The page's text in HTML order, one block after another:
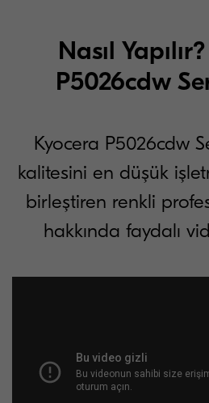
Nasıl
P5026cdw
Kyocera P5026cdw
kalitesini en düşük
birleştiren renkli
hakkında faydalı